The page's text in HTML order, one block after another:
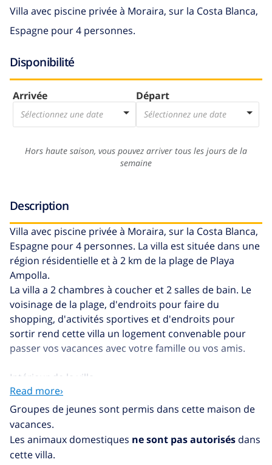
Villa avec piscine privée à Moraira, sur la Costa Blanca,
Espagne pour 4 personnes.
Disponibilité
Arrivée
Sélectionnez une date
Départ
Sélectionnez une date
Hors haute saison, vous pouvez arriver tous les jours de la
semaine
Description
Villa avec piscine privée à Moraira, sur la Costa Blanca,
Espagne pour 4 personnes. La villa est située dans une
région résidentielle et à 2 km de la plage de Playa
Ampolla.
La villa a 2 chambres à coucher et 2 salles de bain. Le
voisinage de la plage, d'endroits pour faire du
shopping, d'activités sportives et d'endroits pour
sortir rend cette villa un logement convenable pour
passer vos vacances avec votre famille ou vos amis.
Intérieur de la villa
salle de séjour avec télévision
2 chambres à coucher et 2 salles de bain
antenne satellite
Read more›
Groupes de jeunes sont permis dans cette maison de
vacances.
Les animaux domestiques ne sont pas autorisés dans
cette villa.